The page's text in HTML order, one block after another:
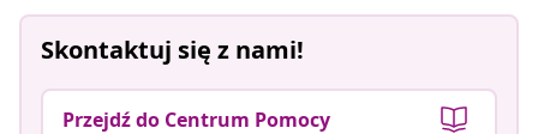
Skontaktuj się z nami!
Przejdź do Centrum Pomocy